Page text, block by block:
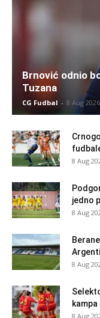
Brnović odnio
Tuzana
CG Fudbal - 8 Aug
8 Aug
jedno
8 Aug
8 Aug
kampa
8 Aug